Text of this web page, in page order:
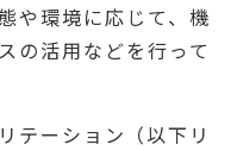
や環境に応じて、機
の活用などを行って
テーション（以下リ